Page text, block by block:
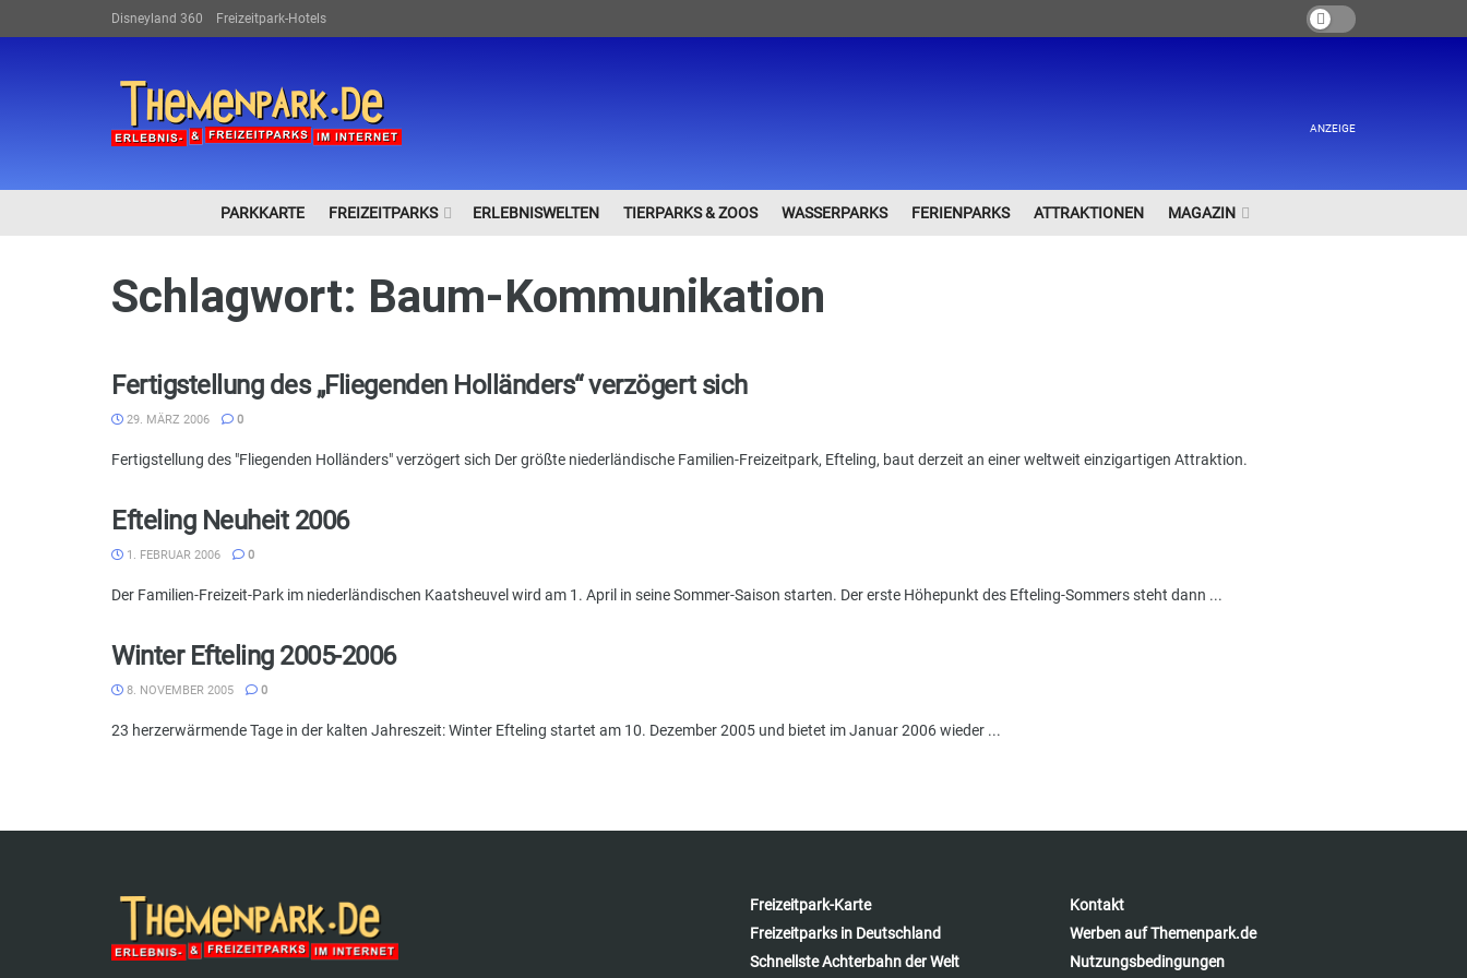
Disneyland 360 Freizeitpark-Hotels
ANZEIGE
PARKKARTE FREIZEITPARKS ERLEBNISWELTEN TIERPARKS & ZOOS WASSERPARKS FERIENPARKS ATTRAKTIONEN MAGAZIN
Schlagwort: Baum-Kommunikation
Fertigstellung des „Fliegenden Holländers“ verzögert sich
29. MÄRZ 2006 0
Fertigstellung des "Fliegenden Holländers" verzögert sich Der größte niederländische Familien-Freizeitpark, Efteling, baut derzeit an einer weltweit einzigartigen Attraktion.
Efteling Neuheit 2006
1. FEBRUAR 2006 0
Der Familien-Freizeit-Park im niederländischen Kaatsheuvel wird am 1. April in seine Sommer-Saison starten. Der erste Höhepunkt des Efteling-Sommers steht dann ...
Winter Efteling 2005-2006
8. NOVEMBER 2005 0
23 herzerwärmende Tage in der kalten Jahreszeit: Winter Efteling startet am 10. Dezember 2005 und bietet im Januar 2006 wieder ...
Freizeitpark-Karte
Freizeitparks in Deutschland
Schnellste Achterbahn der Welt
Kontakt
Werben auf Themenpark.de
Nutzungsbedingungen